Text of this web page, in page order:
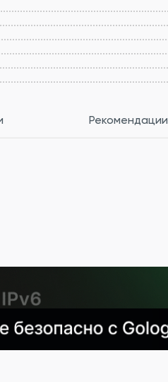
Рекомендации